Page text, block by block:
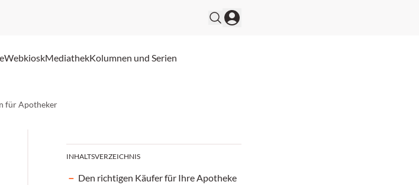
WebkioskMediathekKolumnen und Serien
für Apotheker
INHALTSVERZEICHNIS
Den richtigen Käufer für Ihre Apotheke